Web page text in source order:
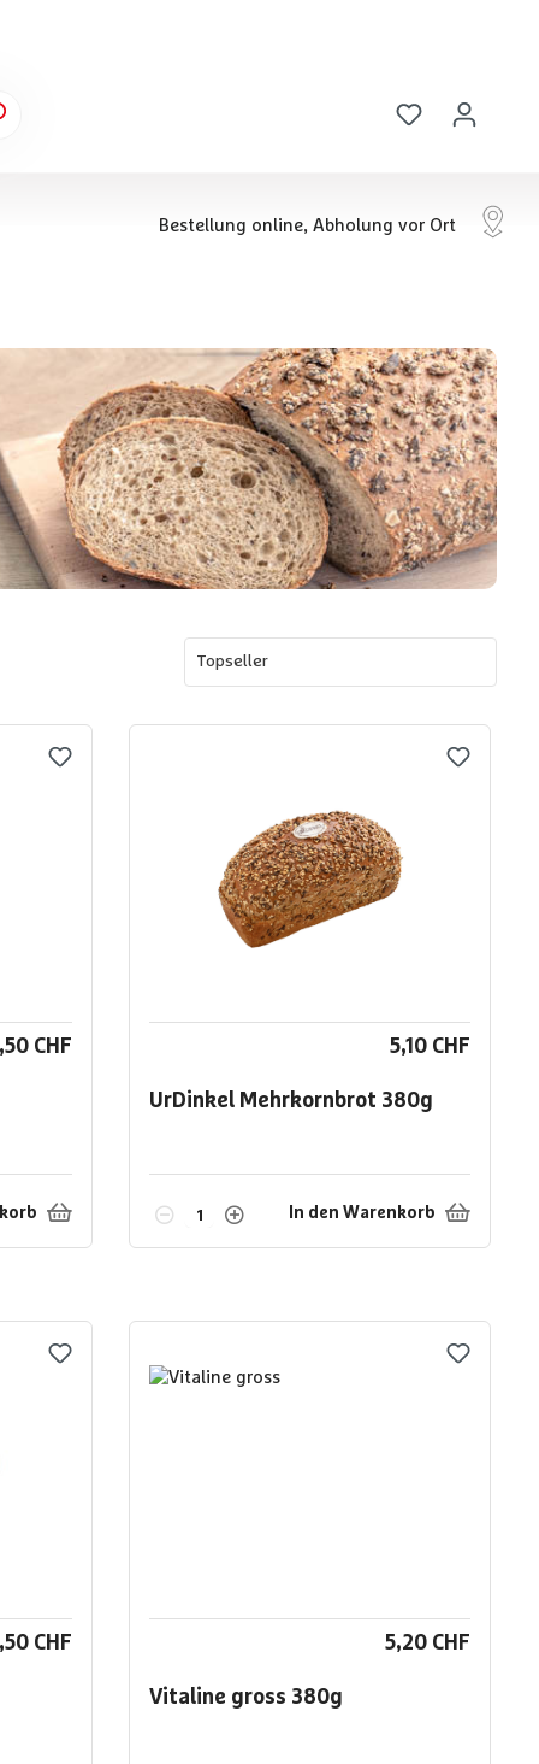
Bestellung online, Abholung vor Ort
CHF 5,10 CHF
UrDinkel Mehrkornbrot 380g
In den Warenkorb
CHF 5,20 CHF
Vitaline gross 380g